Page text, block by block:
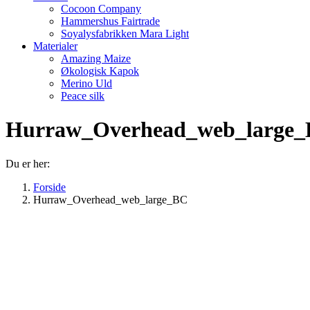
Cocoon Company
Hammershus Fairtrade
Soyalysfabrikken Mara Light
Materialer
Amazing Maize
Økologisk Kapok
Merino Uld
Peace silk
Du er her:
Forside
Hurraw_Overhead_web_large_BC